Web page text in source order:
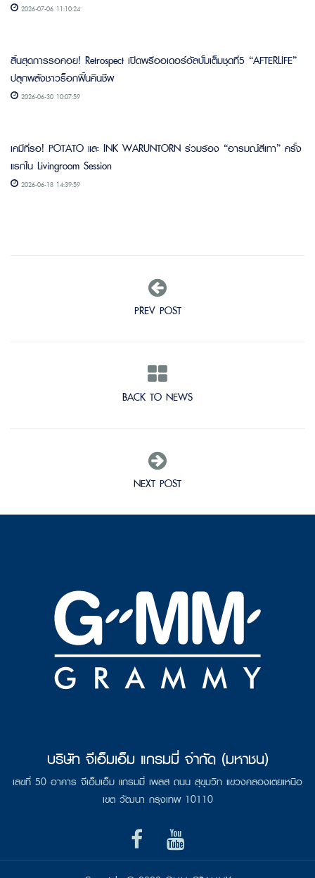
2026-07-06 11:10:24
สิ้นสุดการรอคอย! Retrospect เปิดพรีออเดอร์อัลบั้มเต็มชุดที่5 “AFTERLIFE”
ปลุกพลังชาวร็อกฟื้นคืนชีพ
2026-06-30 10:07:59
เคมีที่รอ! POTATO และ INK WARUNTORN ร่วมร้อง “อารมณ์สีเทา” ครั้ง
แรกใน Livingroom Session
2026-06-18 14:39:59
PREV POST
BACK TO NEWS
NEXT POST
บริษัท จีเอ็มเอ็ม แกรมมี่ จำกัด (มหาชน)
เลขที่ 50 อาคาร จีเอ็มเอ็ม แกรมมี่ เพลส ถนน สุขุมวิท แขวงคลองเตยเหนือ
เขต วัฒนา กรุงเทพ 10110